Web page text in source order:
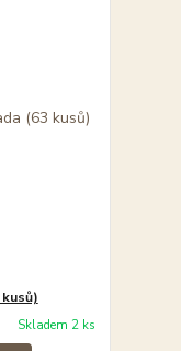
Skladem 2 ks